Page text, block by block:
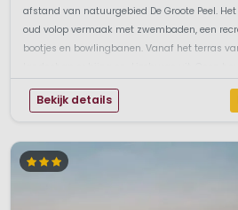
afstand van natuurgebied De Groote Peel.
oud volop vermaak met zwembaden, een
bootjes en bowlingbanen. Vanaf het terras
Bekijk details